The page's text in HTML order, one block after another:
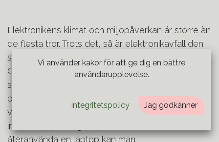
Elektronikens klimat och miljöpåverkan är större än
de flesta tror. Trots det, så är elektronikavfall den
snabbaste växande avfallsströmmen globalt.
Omkring 80% av koldioxidutsläppen från elektronik
såsom telefoner och datorer kommer just ifrån
produktionen. Därför måste vi kolla alltmer på hur
vi hanterar vår elektronik cirkulärt: från att vi köper
in, använder och gör oss av med den. Genom att
återanvända en laptop kan man
Vi använder kakor för att ge dig en bättre
användarupplevelse.
Integritetspolicy Jag godkänner